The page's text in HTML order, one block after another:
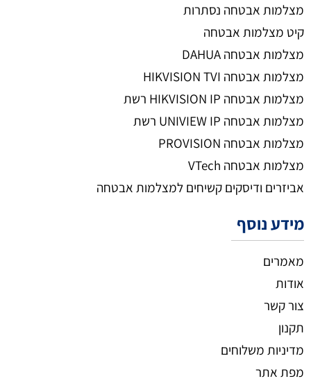
מצלמות אבטחה נסתרות
קיט מצלמות אבטחה
מצלמות אבטחה DAHUA
מצלמות אבטחה HIKVISION TVI
מצלמות אבטחה HIKVISION IP רשת
מצלמות אבטחה UNIVIEW IP רשת
מצלמות אבטחה PROVISION
מצלמות אבטחה VTech
אביזרים ודיסקים קשיחים למצלמות אבטחה
מידע נוסף
מאמרים
אודות
צור קשר
תקנון
מדיניות משלוחים
מפת אתר